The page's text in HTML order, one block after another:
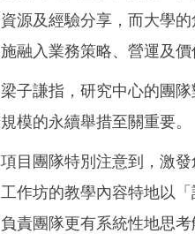
資源及經驗分享，而大學
施融入業務策略、營運及價
梁子謙指，研究中心的團
規模的永續舉措至關重要。
項目團隊特別注意到，激
工作坊的教學內容特地以
負責團隊更有系統性地思